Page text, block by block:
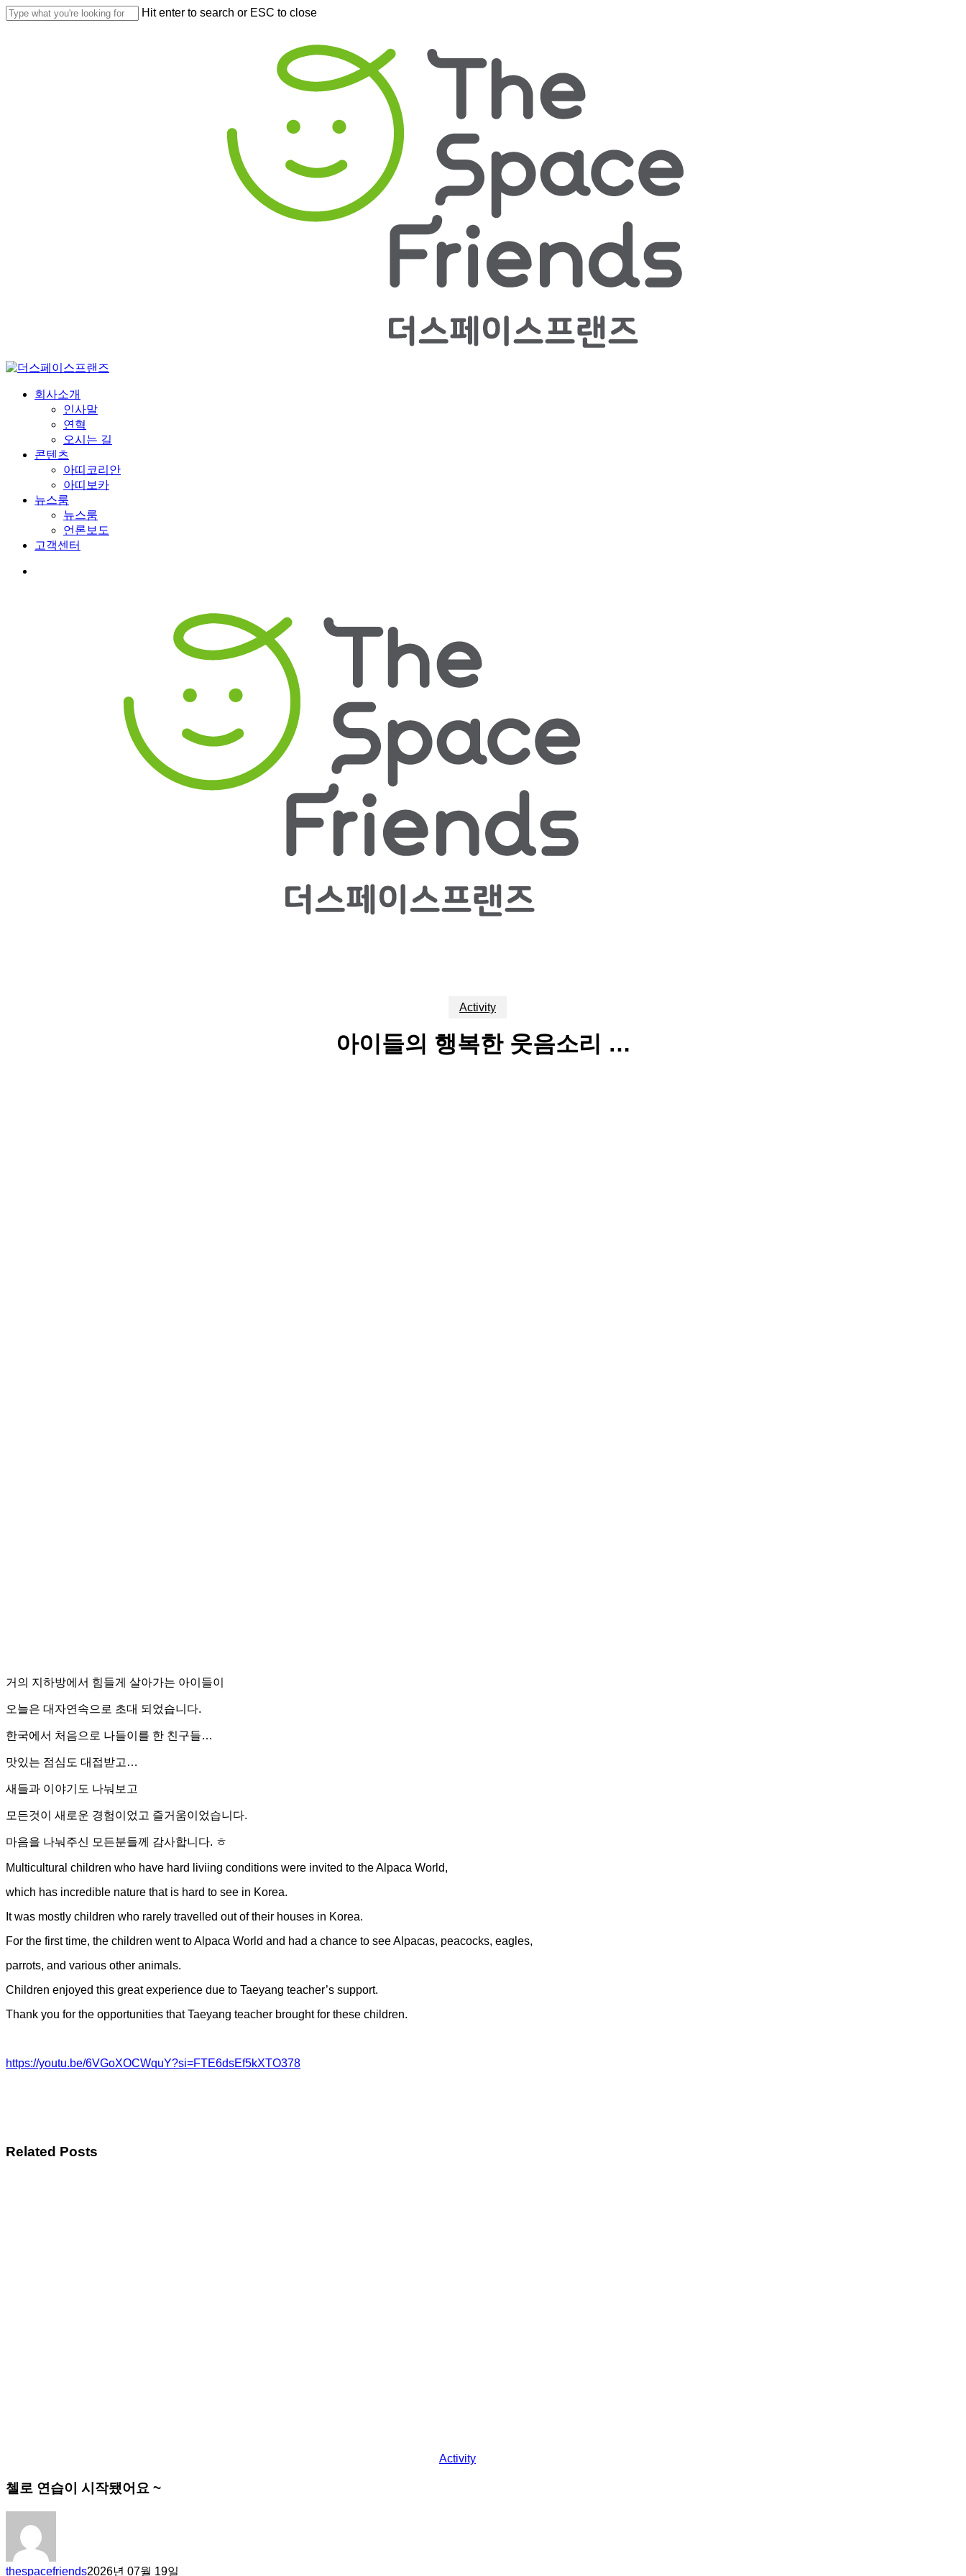
Skip
to
Hit enter to search or ESC to close
Menu
회사소개
인사말
연혁
오시는 길
콘텐츠
아띠코리안
아띠보카
뉴스룸
뉴스룸
언론보도
고객센터
Activity
아이들의 행복한 웃음소리 …
거의 지하방에서 힘들게 살아가는 아이들이
오늘은 대자연속으로 초대 되었습니다.
한국에서 처음으로 나들이를 한 친구들…
맛있는 점심도 대접받고…
새들과 이야기도 나눠보고
모든것이 새로운 경험이었고 즐거움이었습니다.
마음을 나눠주신 모든분들께 감사합니다. ㅎ
Multicultural children who have hard liviing conditions were invited to the Alpaca World,
which has incredible nature that is hard to see in Korea.
It was mostly children who rarely travelled out of their houses in Korea.
For the first time, the children went to Alpaca World and had a chance to see Alpacas, peacocks, eagles,
parrots, and various other animals.
Children enjoyed this great experience due to Taeyang teacher’s support.
Thank you for the opportunities that Taeyang teacher brought for these children.
https://youtu.be/6VGoXOCWquY?si=FTE6dsEf5kXTO378
Related Posts
Activity
첼로 연습이 시작됐어요 ~
thespacefriends2026년 07월 19일